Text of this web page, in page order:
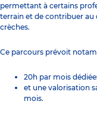
permettant à certains
terrain et de contribuer
crèches.
Ce parcours prévoit
20h par mois
et une valorisation
mois.